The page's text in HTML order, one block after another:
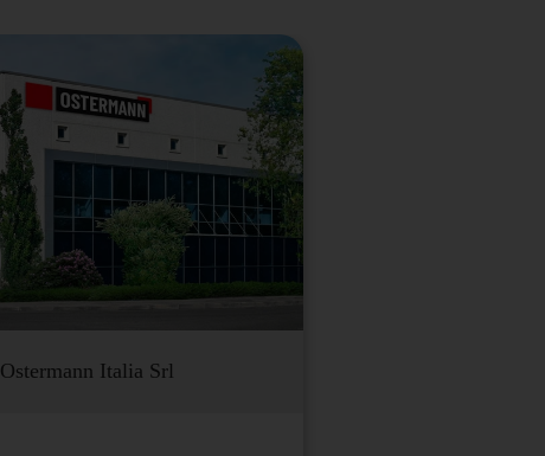
Ostermann Italia Srl